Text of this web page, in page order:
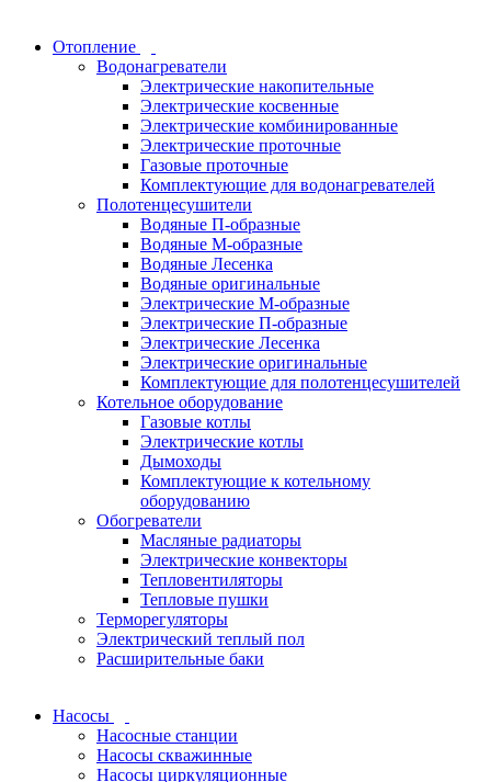
Отопление
Водонагреватели
Электрические накопительные
Электрические косвенные
Электрические комбинированные
Электрические проточные
Газовые проточные
Комплектующие для водонагревателей
Полотенцесушители
Водяные П-образные
Водяные М-образные
Водяные Лесенка
Водяные оригинальные
Электрические М-образные
Электрические П-образные
Электрические Лесенка
Электрические оригинальные
Комплектующие для полотенцесушителей
Котельное оборудование
Газовые котлы
Электрические котлы
Дымоходы
Комплектующие к котельному
оборудованию
Обогреватели
Масляные радиаторы
Электрические конвекторы
Тепловентиляторы
Тепловые пушки
Терморегуляторы
Электрический теплый пол
Расширительные баки
Насосы
Насосные станции
Насосы скважинные
Насосы циркуляционные